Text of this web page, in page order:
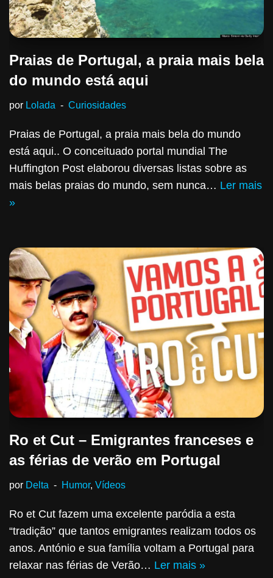
Praias de Portugal, a praia mais bela
do mundo está aqui
por Lolada Curiosidades
Praias de Portugal, a praia mais bela do mundo
está aqui.. O conceituado portal mundial The
Huffington Post elaborou diversas listas sobre as
mais belas praias do mundo, sem nunca… Ler mais
»
Ro et Cut – Emigrantes franceses e
as férias de verão em Portugal
por Delta Humor, Vídeos
Ro et Cut fazem uma excelente paródia a esta
“tradição” que tantos emigrantes realizam todos os
anos. António e sua família voltam a Portugal para
relaxar nas férias de Verão… Ler mais »